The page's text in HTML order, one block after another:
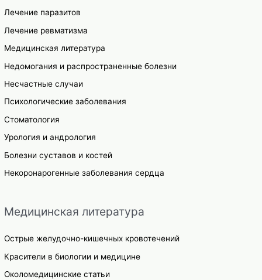
Лечение паразитов
Лечение ревматизма
Медицинская литература
Недомогания и распространенные болезни
Несчастные случаи
Психологические заболевания
Стоматология
Урология и андрология
Болезни суставов и костей
Некоронарогенные заболевания сердца
Медицинская литература
Острые желудочно-кишечных кровотечений
Красители в биологии и медицине
Околомедицинские статьи